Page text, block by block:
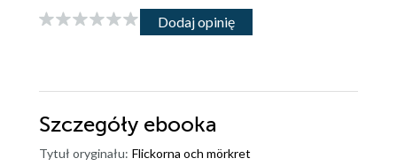
Dodaj opinię
Szczegóły ebooka
Tytuł oryginału: Flickorna och mörkret